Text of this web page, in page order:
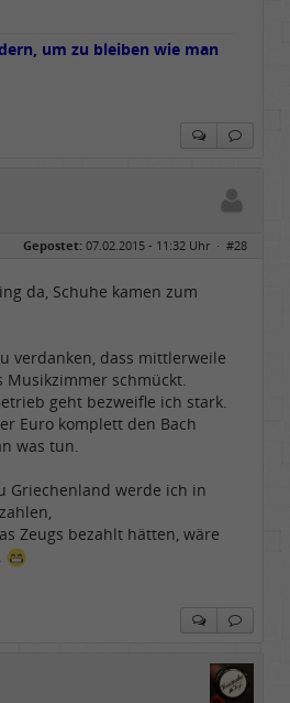
um zu bleiben wie man
Gepostet: 07.02.2015 - 11:32 Uhr · #28
da, Schuhe kamen zum
verdanken, dass mittlerweile
Musikzimmer schmückt.
geht bezweifle ich stark.
Euro komplett den Bach
was tun.
Griechenland werde ich in
Zeugs bezahlt hätten, wäre